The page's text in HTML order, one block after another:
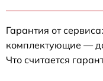
Гарантия от
комплектующие —
Что считается